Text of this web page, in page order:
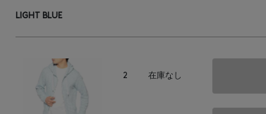
LIGHT BLUE
2 在庫なし